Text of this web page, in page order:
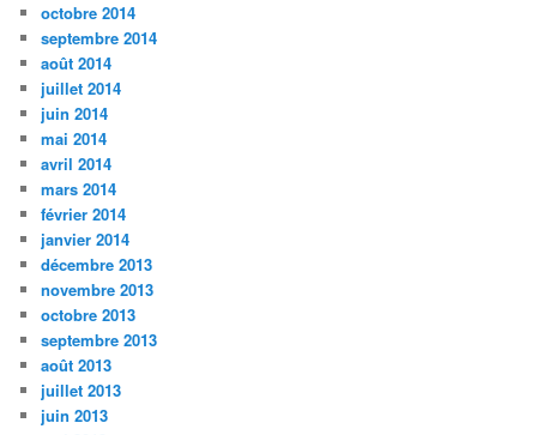
octobre 2014
septembre 2014
août 2014
juillet 2014
juin 2014
mai 2014
avril 2014
mars 2014
février 2014
janvier 2014
décembre 2013
novembre 2013
octobre 2013
septembre 2013
août 2013
juillet 2013
juin 2013